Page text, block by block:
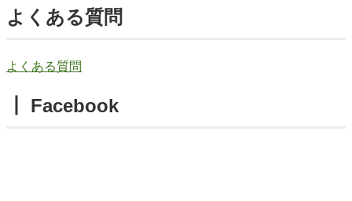
よくある質問
よくある質問
┃ Facebook